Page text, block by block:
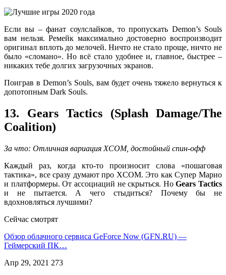
Если вы – фанат соулслайков, то пропускать Demon’s Souls
вам нельзя. Ремейк максимально достоверно воспроизводит
оригинал вплоть до мелочей. Ничто не стало проще, ничто не
было «сломано». Но всё стало удобнее и, главное, быстрее –
никаких тебе долгих загрузочных экранов.
Поиграв в Demon’s Souls, вам будет очень тяжело вернуться к
допотопным Dark Souls.
13. Gears Tactics (Splash Damage/The
Coalition)
За что: Отличная вариация XCOM, достойный спин-офф
Каждый раз, когда кто-то произносит слова «пошаговая
тактика», все сразу думают про XCOM. Это как Супер Марио
и платформеры. От ассоциаций не скрыться. НоGears Tactics
и не пытается. А чего стыдиться? Почему бы не
вдохновляться лучшими?
Сейчас смотрят
Обзор облачного сервиса GeForce Now (GFN.RU) —
Геймерский ПК…
Апр 29, 2021 273